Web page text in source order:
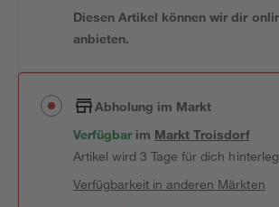
Diesen Artikel können wir dir
anbieten.
Abholung im Markt
Verfügbar im MarktTroisdorf
Artikel wird 3 Tage für dich
Verfügbarkeit in anderen Märkten